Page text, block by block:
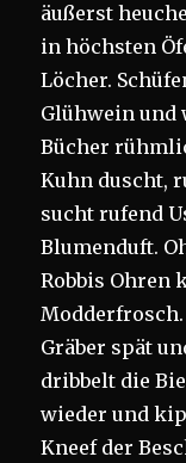
äußerst
in höchsten
Löcher.
Glühwein und
Bücher
Kuhn duscht,
sucht rufend
Blumenduft.
Robbis Ohren
Gräber spät
dribbelt die
wieder und
Kneef der